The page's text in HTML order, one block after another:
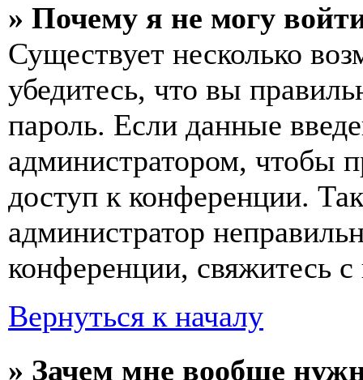
» Почему я не могу
Существует несколько
убедитесь, что вы
пароль. Если данные
администратором, чтобы
доступ к конференции.
администратор
конференции, свяжитесь
Вернуться к началу
» Зачем мне вообще